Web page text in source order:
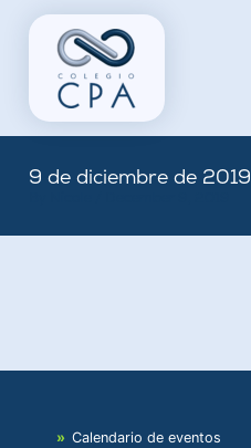
9 de diciembre de 2019
Calendario de eventos